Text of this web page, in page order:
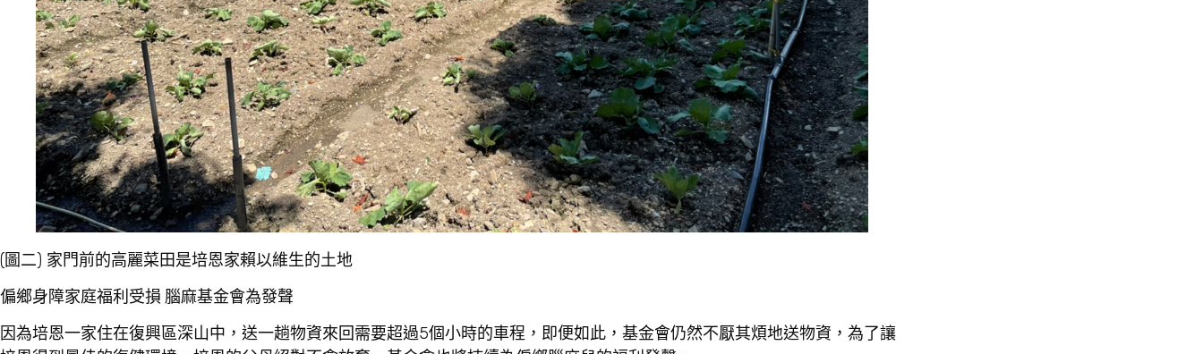
(圖二) 家門前的高麗菜田是培恩家賴以維生的土地
偏鄉身障家庭福利受損 腦麻基金會為發聲
因為培恩一家住在復興區深山中，送一趟物資來回需要超過5個小時的車程，即便如此，基金會仍然不厭其煩地送物資，為了讓